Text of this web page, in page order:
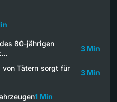
80-jährigen
3 Min
Tätern sorgt für
3 Min
1 Min